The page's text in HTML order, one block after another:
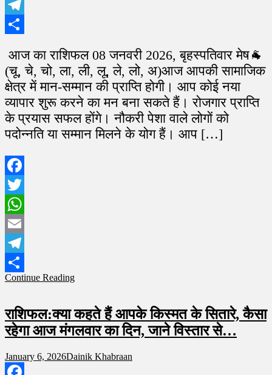
Email
Telegram
आज का राशिफल 08 जनवरी 2026, बृहस्पतिवार मेष🐐
(चू, चे, चो, ला, ली, लू, ले, लो, अ)आज आपकी सामाजिक
क्षेत्र में मान-सम्मान की प्राप्ति होगी। आप कोई नया
व्यापार शुरू करने का मन बना सकते हैं। रोजगार प्राप्ति
के प्रयास सफल होंगे। नौकरी पेशा वाले लोगों को
पदोन्नति या सम्मान मिलने के योग हैं। आप […]
Facebook
Twitter
WhatsApp
Email
Telegram
Share
Continue Reading
राशिफल:क्या कहते हैं आपके किस्मत के सितारे, कैसा
रहेगा आज मंगलवार का दिन, जाने विस्तार से…
January 6, 2026Dainik Khabraan